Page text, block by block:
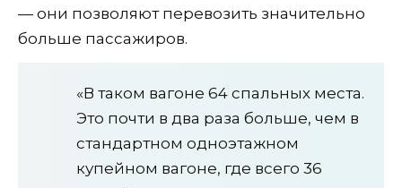
— они позволяют перевозить значительно
больше пассажиров.
«В таком вагоне 64 спальных места.
Это почти в два раза больше, чем в
стандартном одноэтажном
купейном вагоне, где всего 36